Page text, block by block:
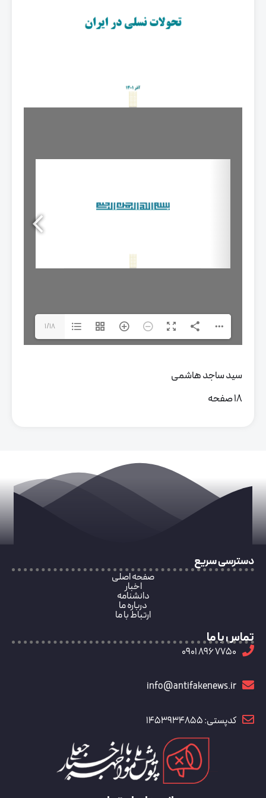
1/18
سید ساجد هاشمی
18 صفحه
دسترسی سریع
صفحه اصلی
اخبار
دانشنامه
درباره ما
ارتباط با ما
تماس با ما
7750 896 0901
info@antifakenews.ir
کدپستی: 1453934855